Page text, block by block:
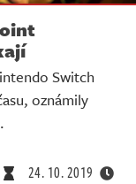
Switch
oznámily
24. 10. 2019